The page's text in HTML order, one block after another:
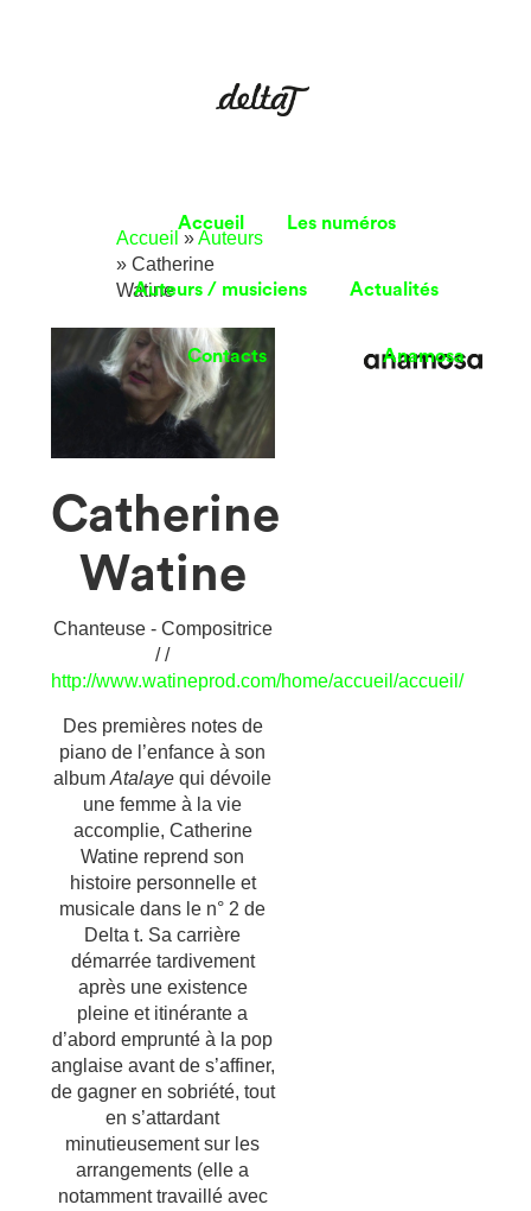
Accueil Les numéros
Auteurs / musiciens Actualités
Contacts Anamosa
Accueil »Auteurs
» Catherine
Watine
Catherine
Watine
Chanteuse - Compositrice
/ /
http://www.watineprod.com/home/accueil/accueil/
Des premières notes de
piano de l’enfance à son
albumAtalaye qui dévoile
une femme à la vie
accomplie, Catherine
Watine reprend son
histoire personnelle et
musicale dans le n° 2 de
Delta t. Sa carrière
démarrée tardivement
après une existence
pleine et itinérante a
d’abord emprunté à la pop
anglaise avant de s’affiner,
de gagner en sobriété, tout
en s’attardant
minutieusement sur les
arrangements (elle a
notamment travaillé avec